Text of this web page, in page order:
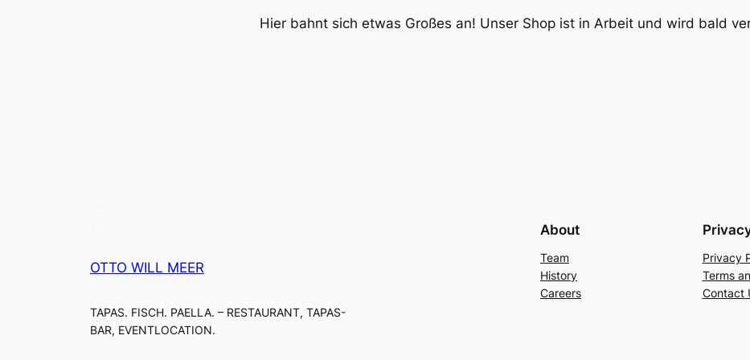
Hier bahnt sich etwas Großes an! Unser Shop ist in Arbeit und wird bald
OTTO WILL MEER
TAPAS. FISCH. PAELLA. – RESTAURANT, TAPAS-
BAR, EVENTLOCATION.
About
Team
History
Careers
Privacy
Terms
Contact